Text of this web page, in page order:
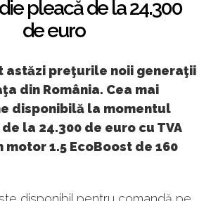
pleacă de la 24.300
de euro
astăzi preţurile noii generaţii
din România. Cea mai
disponibilă la momentul
la 24.300 de euro cu TVA
motor 1.5 EcoBoost de 160